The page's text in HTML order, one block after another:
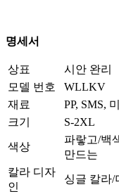
명세서
상표
시안 완리
모델 번호
WLLKV
재료
PP, SMS,
크기
S-2XL
색상
파랗고/백
만드는
칼라 디자
인
싱글 칼라/